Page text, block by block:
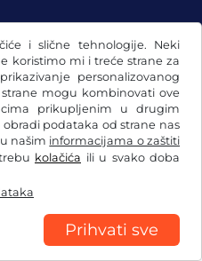
i slične tehnologije. Neki
koristimo mi i treće strane za
personalizovanog
mogu kombinovati ove
prikupljenim u drugim
podataka od strane nas
našim informacijama o zaštiti
kolačića ili u svako doba
Prihvati sve